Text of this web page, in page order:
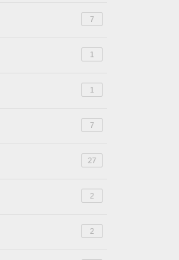
7
1
1
7
27
2
2